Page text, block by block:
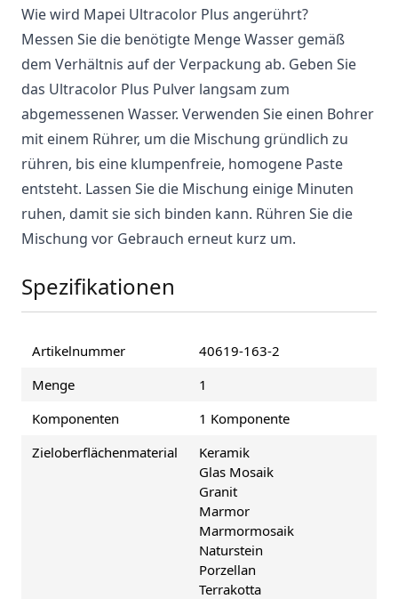
Wie wird Mapei Ultracolor Plus angerührt?
Messen Sie die benötigte Menge Wasser gemäß
dem Verhältnis auf der Verpackung ab. Geben Sie
das Ultracolor Plus Pulver langsam zum
abgemessenen Wasser. Verwenden Sie einen Bohrer
mit einem Rührer, um die Mischung gründlich zu
rühren, bis eine klumpenfreie, homogene Paste
entsteht. Lassen Sie die Mischung einige Minuten
ruhen, damit sie sich binden kann. Rühren Sie die
Mischung vor Gebrauch erneut kurz um.
Spezifikationen
Artikelnummer
40619-163-2
Menge
1
Komponenten
1 Komponente
Zieloberflächenmaterial
Keramik
Glas Mosaik
Granit
Marmor
Marmormosaik
Naturstein
Porzellan
Terrakotta